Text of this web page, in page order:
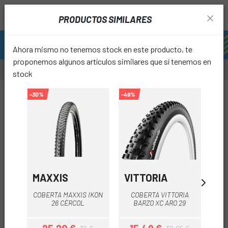
PRODUCTOS SIMILARES
Ahora mismo no tenemos stock en este producto, te
proponemos algunos artículos similares que sí tenemos en
stock
-30%
MAXXIS
COBERTA MAXXIS IKON
26 CÈRCOL
-49%
VITTORIA
COBERTA VITTORIA
BARZO XC ARO 29